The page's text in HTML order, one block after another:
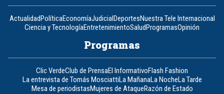
ActualidadPolíticaEconomíaJudicialDeportesNuestra Tele Internacional
Ciencia y TecnologíaEntretenimientoSaludProgramasOpinión
Programas
Clic VerdeClub de PrensaEl InformativoFlash Fashion
La entrevista de Tomás MosciattiLa MañanaLa NocheLa Tarde
Mesa de periodistasMujeres de AtaqueRazón de Estado